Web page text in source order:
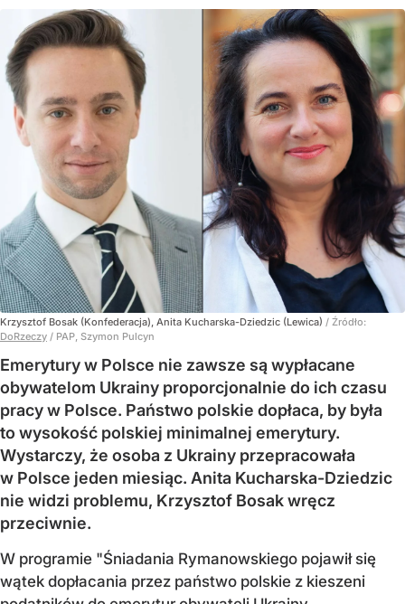
Krzysztof Bosak (Konfederacja), Anita Kucharska-Dziedzic (Lewica) / Źródło:
DoRzeczy / PAP, Szymon Pulcyn
Emerytury w Polsce nie zawsze są wypłacane
obywatelom Ukrainy proporcjonalnie do ich czasu
pracy w Polsce. Państwo polskie dopłaca, by była
to wysokość polskiej minimalnej emerytury.
Wystarczy, że osoba z Ukrainy przepracowała
w Polsce jeden miesiąc. Anita Kucharska-Dziedzic
nie widzi problemu, Krzysztof Bosak wręcz
przeciwnie.
W programie "Śniadania Rymanowskiego pojawił się
wątek dopłacania przez państwo polskie z kieszeni